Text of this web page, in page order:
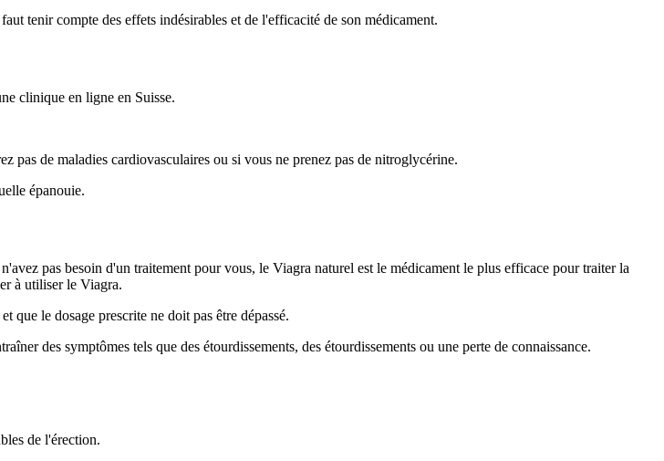
tenir compte des effets indésirables et de l'efficacité de son médicament.
clinique en ligne en Suisse.
pas de maladies cardiovasculaires ou si vous ne prenez pas de nitroglycérine.
épanouie.
pas besoin d'un traitement pour vous, le Viagra naturel est le médicament le plus efficace pour traiter la
à utiliser le Viagra.
que le dosage prescrite ne doit pas être dépassé.
des symptômes tels que des étourdissements, des étourdissements ou une perte de connaissance.
de l'érection.